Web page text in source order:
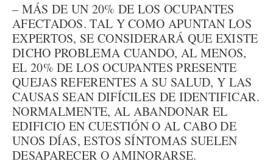
– MÁS DE UN 20% DE LOS OCUPANTES
AFECTADOS. TAL Y COMO APUNTAN LOS
EXPERTOS, SE CONSIDERARÁ QUE EXISTE
DICHO PROBLEMA CUANDO, AL MENOS,
EL 20% DE LOS OCUPANTES PRESENTE
QUEJAS REFERENTES A SU SALUD, Y LAS
CAUSAS SEAN DIFÍCILES DE IDENTIFICAR.
NORMALMENTE, AL ABANDONAR EL
EDIFICIO EN CUESTIÓN O AL CABO DE
UNOS DÍAS, ESTOS SÍNTOMAS SUELEN
DESAPARECER O AMINORARSE.